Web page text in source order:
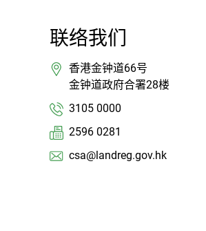
联络我们
香港金钟道66号
金钟道政府合署28楼
3105 0000
2596 0281
csa@landreg.gov.hk